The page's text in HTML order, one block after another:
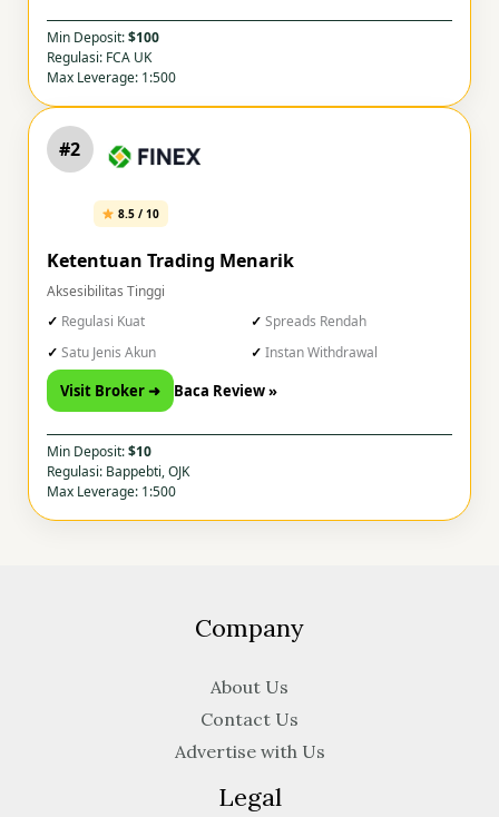
Min Deposit:$100
Regulasi: FCA UK
Max Leverage: 1:500
#2
8.5 / 10
Ketentuan Trading Menarik
Aksesibilitas Tinggi
Regulasi Kuat
Spreads Rendah
Satu Jenis Akun
Instan Withdrawal
Visit Broker ➜ Baca Review »
Min Deposit:$10
Regulasi: Bappebti, OJK
Max Leverage: 1:500
Company
About Us
Contact Us
Advertise with Us
Legal